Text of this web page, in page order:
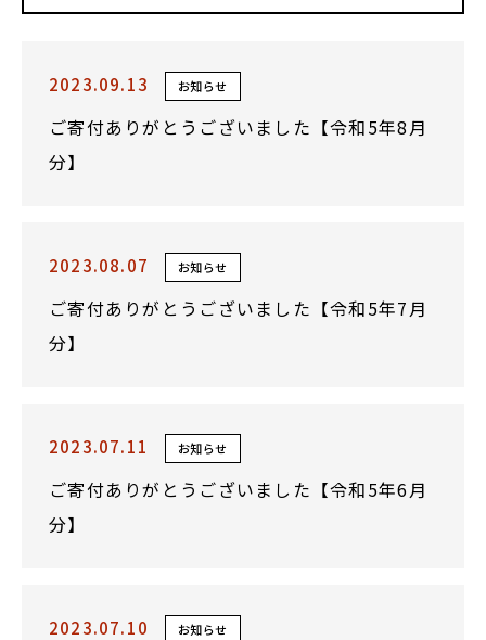
2023.09.13 お知らせ
ご寄付ありがとうございました【令和5年8月
分】
2023.08.07 お知らせ
ご寄付ありがとうございました【令和5年7月
分】
2023.07.11 お知らせ
ご寄付ありがとうございました【令和5年6月
分】
2023.07.10 お知らせ